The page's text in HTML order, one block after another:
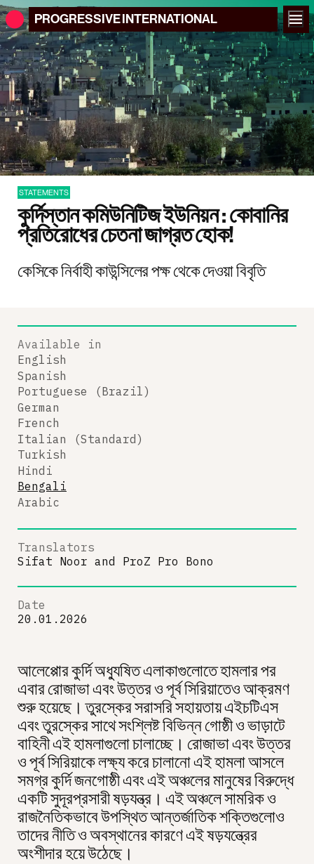
PROGRESSIVEINTERNATIONAL
STATEMENTS
কুর্দিস্তান কমিউনিটিজ ইউনিয়ন : কোবানির
প্রতিরোধের চেতনা জাগ্রত হোক!
কেসিকে নির্বাহী কাউন্সিলের পক্ষ থেকে দেওয়া বিবৃতি
আলেপ্পোর কুর্দি অধ্যুষিত এলাকাগুলোতে হামলার পর
এবার রোজাভা এবং উত্তর ও পূর্ব সিরিয়াতেও আক্রমণ
শুরু হয়েছে। তুরস্কের সরাসরি সহায়তায় এইচটিএস
এবং তুরস্কের সাথে সংশ্লিষ্ট বিভিন্ন গোষ্ঠী ও ভাড়াটে
বাহিনী এই হামলাগুলো চালাচ্ছে। রোজাভা এবং উত্তর
ও পূর্ব সিরিয়াকে লক্ষ্য করে চালানো এই হামলা আসলে
সমগ্র কুর্দি জনগোষ্ঠী এবং এই অঞ্চলের মানুষের বিরুদ্ধে
একটি সুদূরপ্রসারী ষড়যন্ত্র। এই অঞ্চলে সামরিক ও
রাজনৈতিকভাবে উপস্থিত আন্তর্জাতিক শক্তিগুলোও
তাদের নীতি ও অবস্থানের কারণে এই ষড়যন্ত্রের
অংশীদার হয়ে উঠেছে।
Available in
English
Spanish
Portuguese (Brazil)
German
French
Italian (Standard)
Turkish
Hindi
Bengali
Arabic
Translators
Sifat Noor and ProZ Pro Bono
Date
20.01.2026